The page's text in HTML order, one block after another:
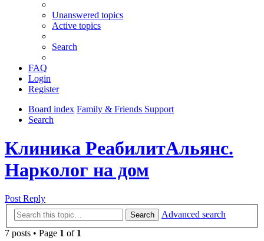
Unanswered topics
Active topics
Search
FAQ
Login
Register
Board index Family & Friends Support
Search
Клиника РеабилитАльянс.
Нарколог на дом
Post Reply
Search
Advanced search
7 posts • Page 1 of 1